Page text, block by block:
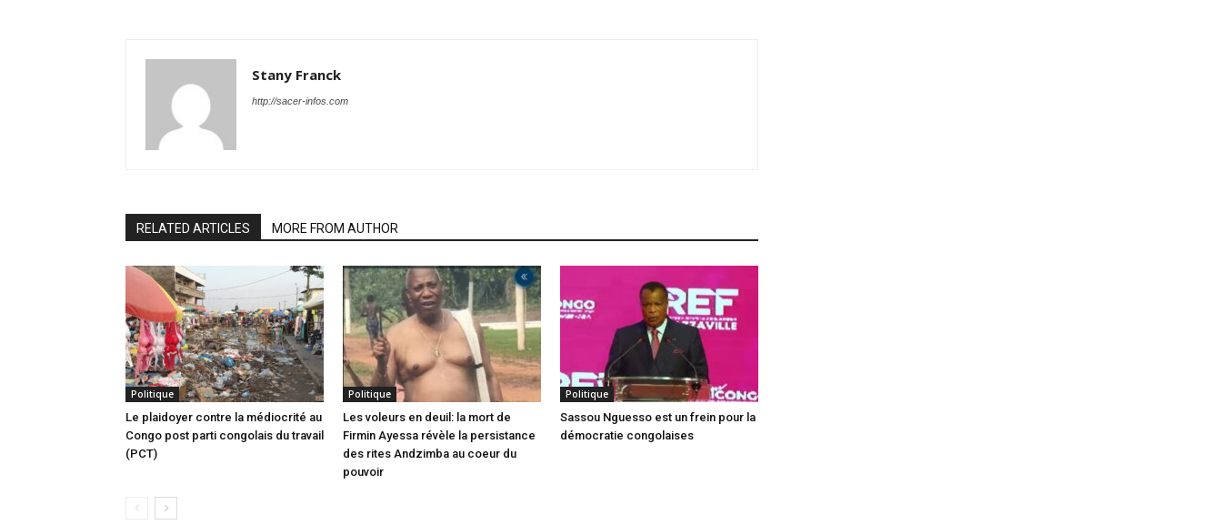
Stany Franck
http://sacer-infos.com
RELATED ARTICLES MORE FROM AUTHOR
Politique
Le plaidoyer contre la médiocrité au
Congo post parti congolais du travail
(PCT)
Politique
Les voleurs en deuil: la mort de
Firmin Ayessa révèle la persistance
des rites Andzimba au coeur du
pouvoir
Politique
Sassou Nguesso est un frein pour la
démocratie congolaises